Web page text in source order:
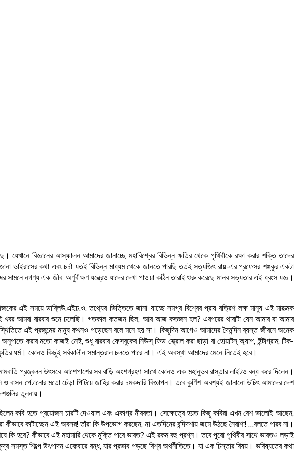
বিজ্ঞানের আস্ফালন আমাদের জানাচ্ছে মহাবিশ্বের বিভিন্ন ক্ষতির থেকে পৃথিবীকে রক্ষা করার শক্তি তাদের
কথা এবং চর্চা যতই বিভিন্ন মাধ্যম থেকে জানতে পারছি ততই সত্যজিৎ রায়-এর প্রফেসর শঙ্কুর একটা
সামনে নগণ্য এক জীব, অণুবীক্ষণ যন্ত্রেও যাদের দেখা পাওয়া কঠিন তারাই শুরু করেছে মানব সভ্যতার এই ধ্বংস যজ্ঞ।
এই সময়ে ডাব্লিউ.এইচ.ও. তথ্যের ভিত্তিতে জানা যাচ্ছে সমগ্র বিশ্বের প্রায় বত্রিশ লক্ষ মানুষ এই মারাত্মক
আমরা বারবার শুনে চলেছি। গতকাল কতজন ছিল, আর আজ কতজন হল? এরপরের থাবাটা যেন আমার বা আমার
এই প্রজন্মের মানুষ কখনও পড়েছেন বলে মনে হয় না। কিছুদিন আগেও আমাদের দৈনন্দিন ব্যস্ত জীবনে অনেক
করার মতো কাজই নেই, শুধু বারবার ফেসবুকের নিউস্‌ ফিড স্ক্রোল করা ছাড়া বা হোয়াটস্‌ অ্যাপ, ইন্টাগ্রাম, টিক-
ধর্ম। কোনও কিছুই সর্বকালীন সমান্তরাল চলতে পারে না। এই অবস্থা আমাদের মেনে নিতেই হবে।
প্রজ্বলন উৎসবে আশেপাশের সব বাড়ি অংশগ্রহণ সাথে কোনও এক মহানুভব রাস্তার লাইটও বন্ধ করে দিলেন।
পেটানোর মতো ঢেঁড়া পিটিয়ে জাহির করার চমকদারি বিজ্ঞাপন। তবে কুর্ণিশ অবশ্যই জানানো উচিৎ আমাদের দেশ
তুলনায়।
কবি হতে প্রয়োজন চারটি দেওয়াল এবং একাগ্র নীরবতা। সেক্ষেত্রে হয়ত কিছু কবিরা এখন বেশ ভালোই আছেন,
কাটাচ্ছেন এই অবসর! তাঁরা কি উপভোগ করছেন, না এতদিনের বন্দিদশায় জমে উঠছে নৈরাশা! …বলতে পারব না।
হবে? কীভাবে এই মহামারি থেকে মুক্তি পাবে ভারত? এই রকম বহু প্রশ্ন। তবে পুরো পৃথিবীর সাথে ভারতও লড়াই
শিল্পে উৎপাদন একেবারে বন্ধ, যার প্রভাব পড়ছে বিশ্ব অর্থনীতিতে। যা এক চিন্তার বিষয়। ভবিষ্যতের কথা